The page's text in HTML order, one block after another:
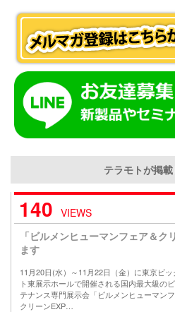
テラモトが掲
140 VIEWS
「ビルメンヒューマンフェア＆
ます
11月20日(水）～11月22日（金）に東京ビッ
ト東展示ホールで開催される国内最大級の
テナンス専門展示会「ビルメンヒューマン
クリーンEXP…